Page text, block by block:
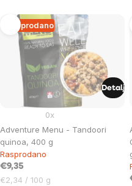
List
products
Rasprodano
Adventure Menu - Tandoori
quinoa, 400 g
0x
Rasprodano
€9,35
Cijena
€2,34 / 100 g
Detalj